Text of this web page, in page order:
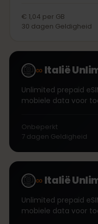
€ 1,04 per GB
30 dagen Geldigheid
∞Italië
Unlimited prepaid
mobiele data voor
Onbeperkt
7 dagen Geldigheid
∞Italië
Unlimited prepaid
mobiele data voor